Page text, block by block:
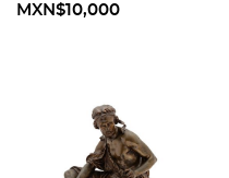
MXN$10,000